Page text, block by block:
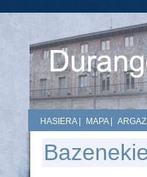
HASIERA| MAPA|